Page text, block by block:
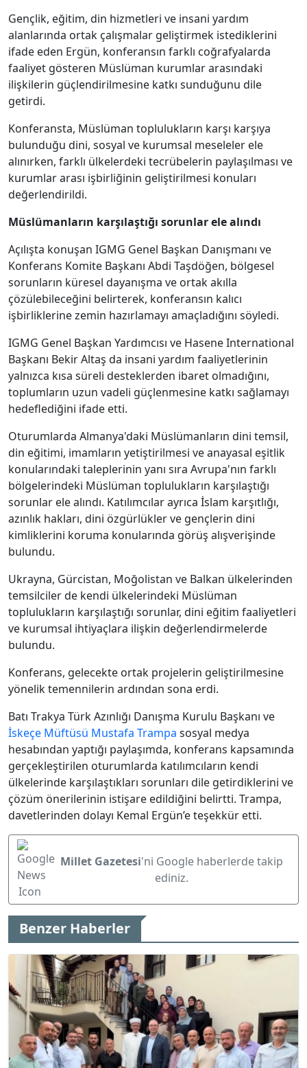
Gençlik, eğitim, din hizmetleri ve insani yardım
alanlarında ortak çalışmalar geliştirmek istediklerini
ifade eden Ergün, konferansın farklı coğrafyalarda
faaliyet gösteren Müslüman kurumlar arasındaki
ilişkilerin güçlendirilmesine katkı sunduğunu dile
getirdi.
Konferansta, Müslüman toplulukların karşı karşıya
bulunduğu dini, sosyal ve kurumsal meseleler ele
alınırken, farklı ülkelerdeki tecrübelerin paylaşılması ve
kurumlar arası işbirliğinin geliştirilmesi konuları
değerlendirildi.
Müslümanların karşılaştığı sorunlar ele alındı
Açılışta konuşan IGMG Genel Başkan Danışmanı ve
Konferans Komite Başkanı Abdi Taşdöğen, bölgesel
sorunların küresel dayanışma ve ortak akılla
çözülebileceğini belirterek, konferansın kalıcı
işbirliklerine zemin hazırlamayı amaçladığını söyledi.
IGMG Genel Başkan Yardımcısı ve Hasene International
Başkanı Bekir Altaş da insani yardım faaliyetlerinin
yalnızca kısa süreli desteklerden ibaret olmadığını,
toplumların uzun vadeli güçlenmesine katkı sağlamayı
hedeflediğini ifade etti.
Oturumlarda Almanya'daki Müslümanların dini temsil,
din eğitimi, imamların yetiştirilmesi ve anayasal eşitlik
konularındaki taleplerinin yanı sıra Avrupa'nın farklı
bölgelerindeki Müslüman toplulukların karşılaştığı
sorunlar ele alındı. Katılımcılar ayrıca İslam karşıtlığı,
azınlık hakları, dini özgürlükler ve gençlerin dini
kimliklerini koruma konularında görüş alışverişinde
bulundu.
Ukrayna, Gürcistan, Moğolistan ve Balkan ülkelerinden
temsilciler de kendi ülkelerindeki Müslüman
toplulukların karşılaştığı sorunlar, dini eğitim faaliyetleri
ve kurumsal ihtiyaçlara ilişkin değerlendirmelerde
bulundu.
Konferans, gelecekte ortak projelerin geliştirilmesine
yönelik temennilerin ardından sona erdi.
Batı Trakya Türk Azınlığı Danışma Kurulu Başkanı ve
İskeçe Müftüsü Mustafa Trampa sosyal medya
hesabından yaptığı paylaşımda, konferans kapsamında
gerçekleştirilen oturumlarda katılımcıların kendi
ülkelerinde karşılaştıkları sorunları dile getirdiklerini ve
çözüm önerilerinin istişare edildiğini belirtti. Trampa,
davetlerinden dolayı Kemal Ergün’e teşekkür etti.
Millet Gazetesi'ni Google haberlerde takip
ediniz.
Benzer Haberler